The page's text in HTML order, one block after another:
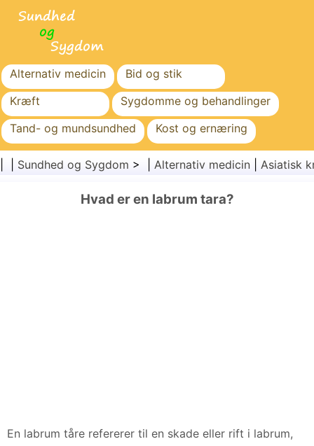
Alternativ medicin
Bid og stik
Kræft
Sygdomme og behandlinger
Tand- og mundsundhed
Kost og ernæring
Familiesundhed
Sundhedssektoren
Sundhed og Sygdom > | Alternativ medicin Asiatisk
Hvad er en labrum tara?
En labrum tåre refererer til en skade eller rift i labrum,